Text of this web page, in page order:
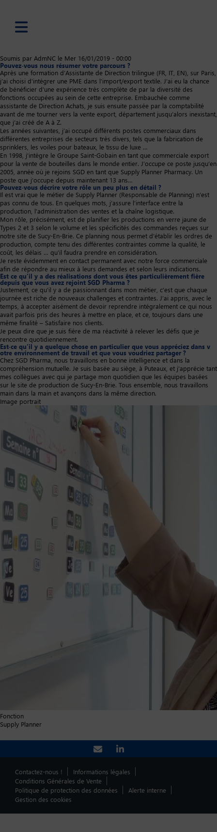
Skip
to
main
content
Soumis par AdmNC le Mer 16/01/2019 - 00:00
Pouvez-vous nous résumer votre parcours ?
Après une formation d’Assistante de Direction trilingue (FR, IT, EN), sur Paris,
j’ai choisi d’intégrer une PME dans l’import/export textile. J’ai eu la chance
de bénéficier d’une expérience très complète de par la diversité des
fonctions occupées au sein de cette entreprise. Embauchée comme
assistante de Direction Achats, je suis ensuite passée par la comptabilité
avant de me tourner vers la vente export, département jusqu’alors inexistant,
que j’ai créé de A à Z.
Les années suivantes, j’ai occupé différents postes commerciaux dans
différentes entreprises de secteurs très divers, tels que la fabrication de
sprinklers, les voiles pour bateaux, le tissu de luxe …
En 1998, j’intègre le Groupe Saint-Gobain en tant que commerciale export
pour la vente de bouteilles dans le monde entier. J’occupe ce poste jusqu’en
2005, année où je rejoins SGD en tant que Supply Planner Pharmacy. Un
poste que j’occupe depuis maintenant 13 ans…
Pouvez-vous décrire votre rôle un peu plus en détail ?
Il est vrai que le métier de Supply Planner (Responsable de Planning) n’est
pas connu de tous. En quelques mots, j’assure l’interface entre la
production, l’administration des ventes et la chaîne logistique.
Mon rôle, précisément, est de planifier les productions en verre jaune de
Types 2 et 3 selon le volume et les spécificités des commandes reçues sur
notre site de Sucy-En-Brie. Ce planning nous permet d’établir les ordres de
production, compte tenu des différentes contraintes comme la qualité, le
coût, les délais … qu’il faudra prendre en considération.
Je reste évidemment en contact permanent avec notre force commerciale
afin de répondre au mieux à leurs demandes et selon leurs indications.
Est ce qu’il y a des réalisations dont vous êtes particulièrement fière
depuis que vous avez rejoint SGD Pharma ?
Justement, ce qu’il y a de passionnant dans mon métier, c’est que chaque
journée est riche de nouveaux challenges et contraintes. J’ai appris, avec le
temps, à accepter aisément de devoir reprendre intégralement ce qui nous
avait parfois pris des heures à mettre en place, et ce, toujours dans une
même finalité – Satisfaire nos clients.
Je peux dire que je suis fière de ma réactivité à relever les défis que je
rencontre quotidiennement.
Est-ce qu’il y a quelque chose en particulier que vous appréciez dans v​
otre environnement de travail et que vous voudriez partager ?
Chez SGD Pharma, nous travaillons en bonne intelligence et dans la
compréhension mutuelle. Je suis basée au siège, à Puteaux, et j’apprécie tant
mes collègues avec qui je partage mon quotidien que les équipes basées
sur le site de production de Sucy-En-Brie. Tous ensemble, nous travaillons
main dans la main et avançons dans la même direction.
Image portrait
Fonction
Supply Planner
Contactez-nous !
Informations légales
Conditions Générales de Vente
Politique de protection des données
Alerte interne
Gestion des cookies